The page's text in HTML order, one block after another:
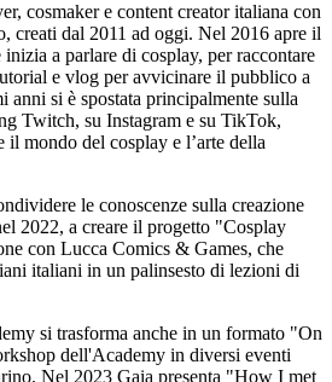
cosmaker e content creator italiana con
creati dal 2011 ad oggi. Nel 2016 apre il
a parlare di cosplay, per raccontare
e vlog per avvicinare il pubblico a
si è spostata principalmente sulla
Twitch, su Instagram e su TikTok,
il mondo del cosplay e l’arte della
le conoscenze sulla creazione
2022, a creare il progetto "Cosplay
con Lucca Comics & Games, che
italiani in un palinsesto di lezioni di
si trasforma anche in un formato "On
dell'Academy in diversi eventi
Nel 2023 Gaia presenta "How I met